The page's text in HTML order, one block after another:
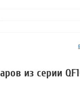
из серии